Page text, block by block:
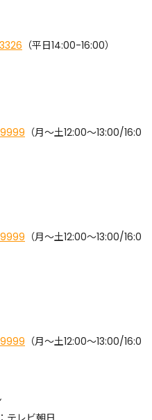
（平日14:00-16:00）
（月〜土12:00〜13:00/16:0
（月〜土12:00〜13:00/16:0
（月〜土12:00〜13:00/16:0